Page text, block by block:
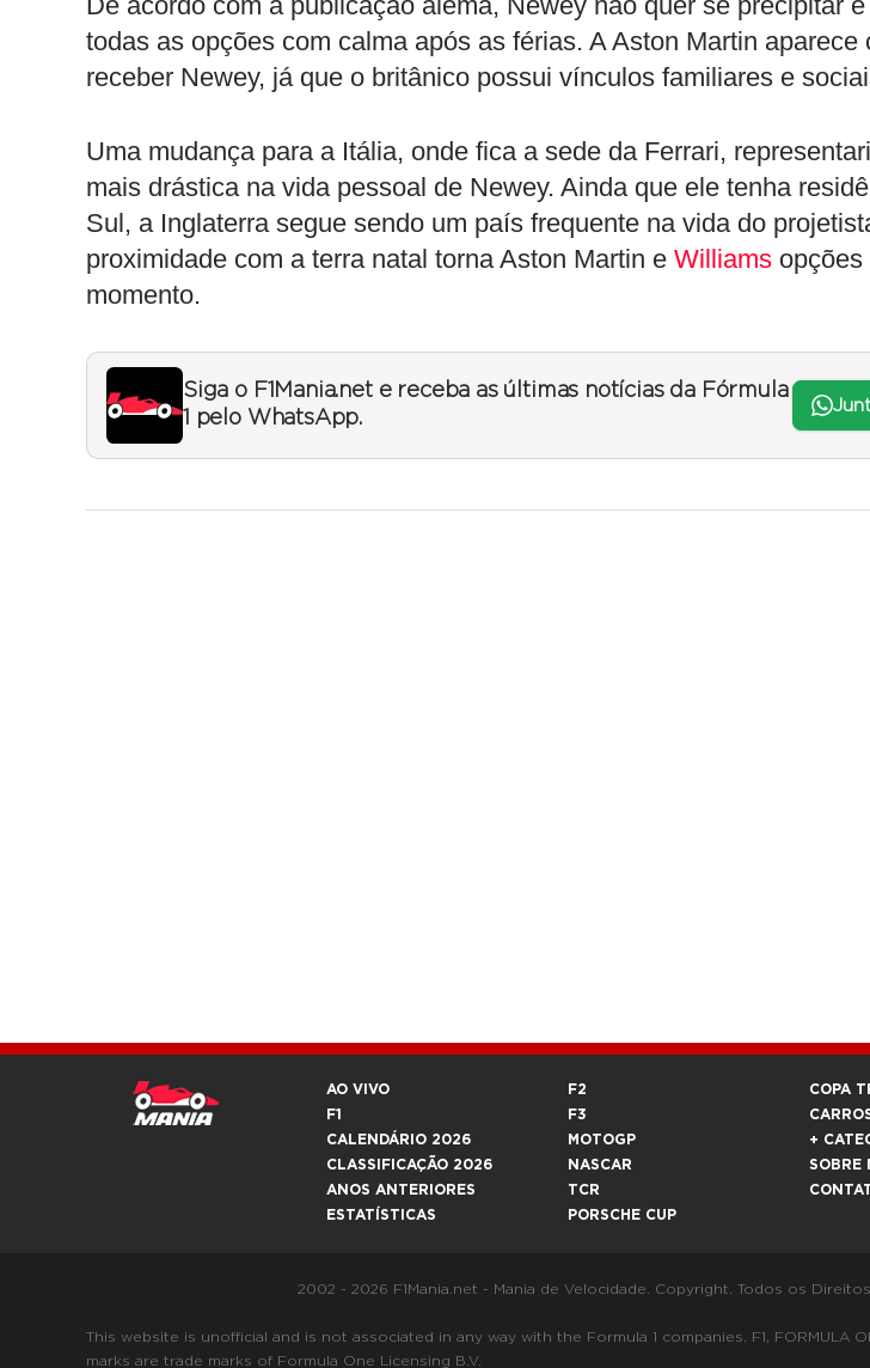
todas as opções com calma após as férias. A Aston Martin aparece
receber Newey, já que o britânico possui vínculos familiares e
Uma mudança para a Itália, onde fica a sede da Ferrari,
mais drástica na vida pessoal de Newey. Ainda que ele tenha
Sul, a Inglaterra segue sendo um país frequente na vida do
proximidade com a terra natal torna Aston Martin e Williams
momento.
Siga o F1Mania.net e receba as últimas notícias da Fórmula
1 pelo WhatsApp.
AO VIVO
F1
CALENDÁRIO 2026
CLASSIFICAÇÃO 2026
ANOS ANTERIORES
ESTATÍSTICAS
F2
F3
MOTOGP
NASCAR
TCR
PORSCHE CUP
COPA
+
SOBRE
2002 - 2026 F1Mania.net - Mania de Velocidade. Copyright. Todos os
This website is unofficial and is not associated in any way with the Formula 1 companies. F1, FORMULA
marks are trade marks of Formula One Licensing B.V.